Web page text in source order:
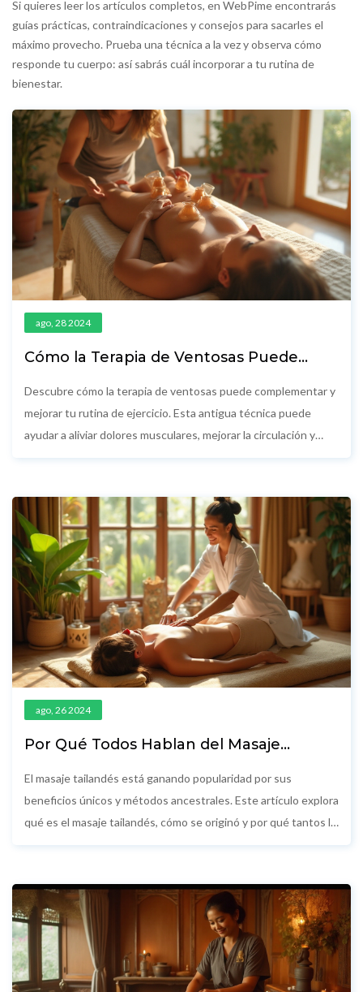
Si quieres leer los artículos completos, en WebPime encontrarás
guías prácticas, contraindicaciones y consejos para sacarles el
máximo provecho. Prueba una técnica a la vez y observa cómo
responde tu cuerpo: así sabrás cuál incorporar a tu rutina de
bienestar.
ago, 28 2024
Cómo la Terapia de Ventosas Puede
Descubre cómo la terapia de ventosas puede complementar y
mejorar tu rutina de ejercicio. Esta antigua técnica puede
ayudar a aliviar dolores musculares, mejorar la circulación y
ago, 26 2024
Por Qué Todos Hablan del Masaje
El masaje tailandés está ganando popularidad por sus
beneficios únicos y métodos ancestrales. Este artículo explora
qué es el masaje tailandés, cómo se originó y por qué tantos lo